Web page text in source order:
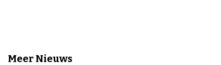
Meer Nieuws